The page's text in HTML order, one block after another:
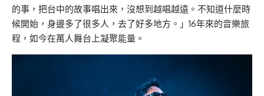
的事，把台中的故事唱出來，沒想到越唱越遠。不知道什麼時
候開始，身邊多了很多人，去了好多地方。」16年來的音樂旅
程，如今在萬人舞台上凝聚能量。